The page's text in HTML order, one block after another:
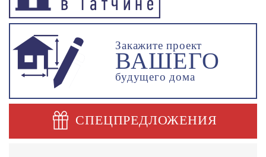
Закажите проект
ВАШЕГО
будущего дома
СПЕЦПРЕДЛОЖЕНИЯ